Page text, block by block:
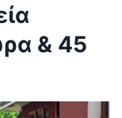
& 45